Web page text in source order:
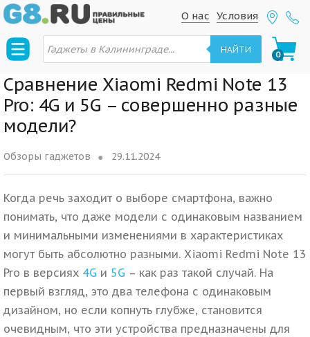
S
k
p
n
a
a
t
o
n
S
k
p
c
o
n
t
Условия
О нас
П
о
с
т
о
в
а
р
о
НАЙТИ 0
Сравнение Xiaomi Redmi Note 13
Pro: 4G и 5G – совершенно разные
модели?
Обзоры гаджетов 29.11.2024
Когда речь заходит о выборе смартфона, важно
понимать, что даже модели с одинаковым названием
и минимальными изменениями в характеристиках
могут быть абсолютно разными. Xiaomi Redmi Note 13
Pro в версиях 4G и 5G – как раз такой случай. На
первый взгляд, это два телефона с одинаковым
дизайном, но если копнуть глубже, становится
очевидным, что эти устройства предназначены для